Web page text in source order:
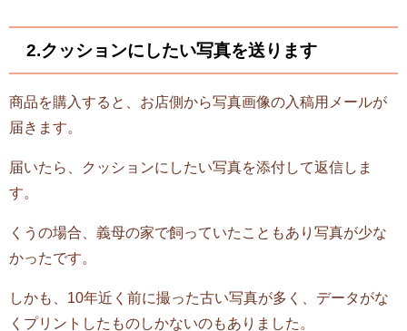
2.クッションにしたい写真を送ります
商品を購入すると、お店側から写真画像の入稿用メールが
届きます。
届いたら、クッションにしたい写真を添付して返信しま
す。
くうの場合、義母の家で飼っていたこともあり写真が少な
かったです。
しかも、10年近く前に撮った古い写真が多く、データがな
くプリントしたものしかないのもありました。